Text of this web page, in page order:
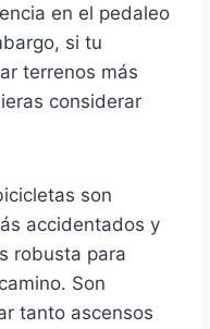
en el pedaleo
si tu
terrenos más
considerar
son
accidentados y
robusta para
Son
tanto ascensos